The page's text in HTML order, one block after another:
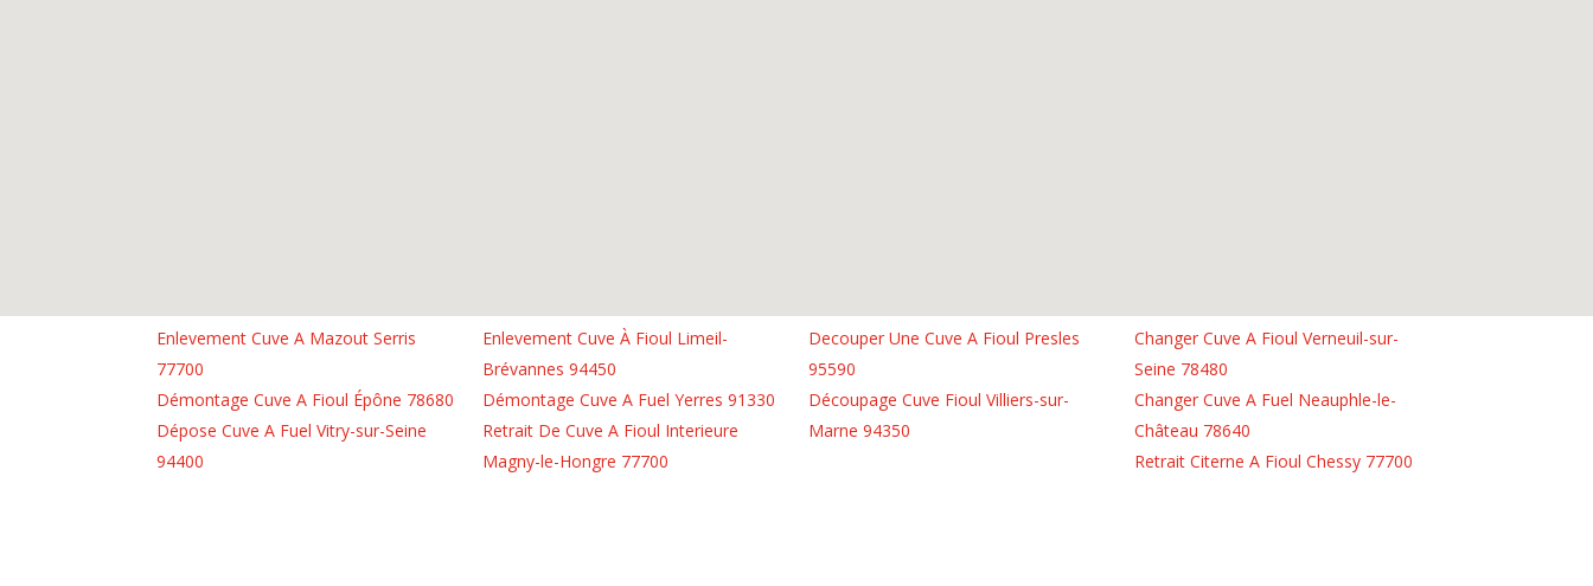
Enlevement Cuve A Mazout Serris
77700
Démontage Cuve A Fioul Épône 78680
Dépose Cuve A Fuel Vitry-sur-Seine
94400
Enlevement Cuve À Fioul Limeil-
Brévannes 94450
Démontage Cuve A Fuel Yerres 91330
Retrait De Cuve A Fioul Interieure
Magny-le-Hongre 77700
Decouper Une Cuve A Fioul Presles
95590
Découpage Cuve Fioul Villiers-sur-
Marne 94350
Changer Cuve A Fioul Verneuil-sur-
Seine 78480
Changer Cuve A Fuel Neauphle-le-
Château 78640
Retrait Citerne A Fioul Chessy 77700